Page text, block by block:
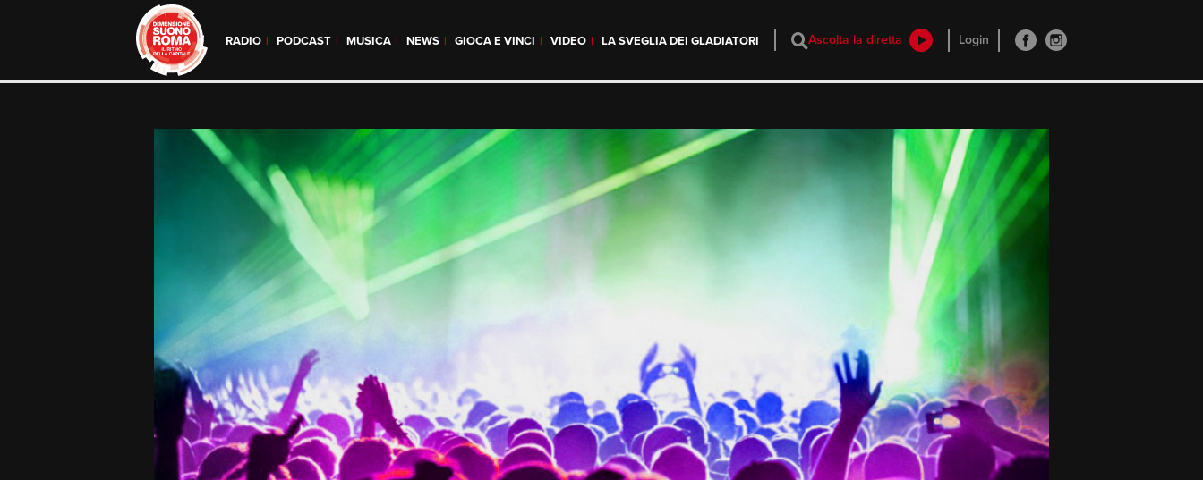
RADIO PODCAST MUSICA NEWS GIOCA E VINCI VIDEO LA SVEGLIA DEI GLADIATORI Ascolta la diretta Login